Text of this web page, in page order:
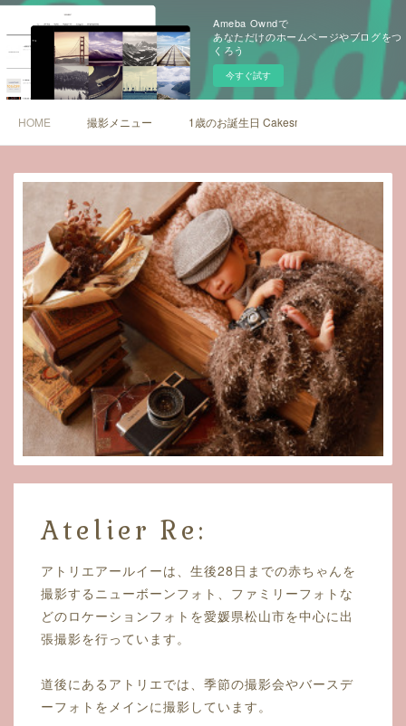
Ameba Owndで
あなただけのホームページやブログをつ
くろう
今すぐ試す
HOME 撮影メニュー 1歳のお誕生日 Cakesmash
Atelier Re:
アトリエアールイーは、生後28日までの赤ちゃんを
撮影するニューボーンフォト、ファミリーフォトな
どのロケーションフォトを愛媛県松山市を中心に出
張撮影を行っています。
道後にあるアトリエでは、季節の撮影会やバースデ
ーフォトをメインに撮影しています。